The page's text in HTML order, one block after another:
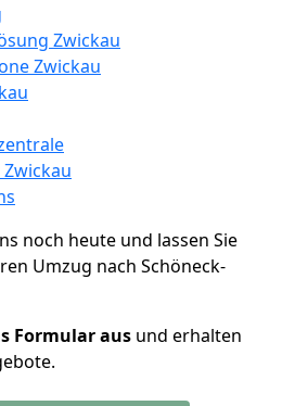
Zwickau
Zwickau
noch heute und lassen Sie
Umzug nach Schöneck-
Formular aus und erhalten